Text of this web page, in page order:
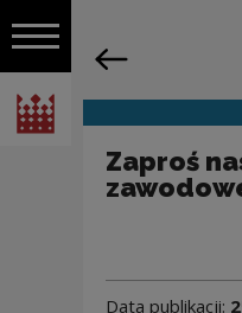
Włącz nawigację
Narodowe Centrum Kultury
Nawigacja
Zaproś
Data publikacji: